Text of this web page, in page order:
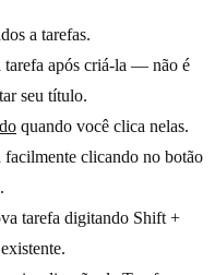
a tarefas.
tarefa após criá-la — não é
seu título.
quando você clica nelas.
clicando no botão
tarefa digitando Shift +